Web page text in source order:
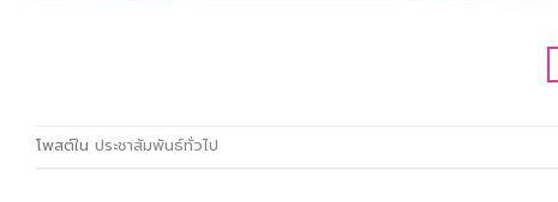
โพสต์ใน ประชาสัมพันธ์ทั่วไป